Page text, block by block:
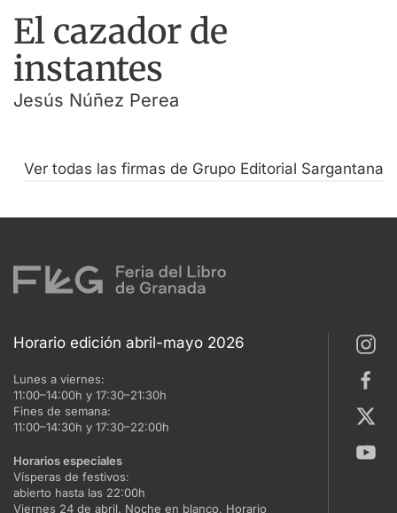
El cazador de
instantes
Jesús Núñez Perea
Ver todas las firmas de Grupo Editorial Sargantana
Horario edición abril-mayo 2026
Lunes a viernes:
11:00–14:00h y 17:30–21:30h
Fines de semana:
11:00–14:30h y 17:30–22:00h
Horarios especiales
Vísperas de festivos:
abierto hasta las 22:00h
Viernes 24 de abril. Noche en blanco. Horario